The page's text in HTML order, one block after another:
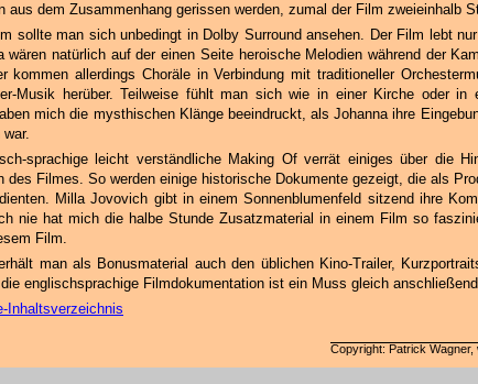
aus dem Zusammenhang gerissen werden, zumal der Film zweieinhalb
sollte man sich unbedingt in Dolby Surround ansehen. Der Film lebt
wären natürlich auf der einen Seite heroische Melodien während der
kommen allerdings Choräle in Verbindung mit traditioneller
Musik herüber. Teilweise fühlt man sich wie in einer Kirche oder in
mich die mysthischen Klänge beeindruckt, als Johanna ihre
war.
sprachige leicht verständliche Making Of verrät einiges über die
des Filmes. So werden einige historische Dokumente gezeigt, die als
Milla Jovovich gibt in einem Sonnenblumenfeld sitzend ihre
nie hat mich die halbe Stunde Zusatzmaterial in einem Film so
Film.
man als Bonusmaterial auch den üblichen Kino-Trailer,
englischsprachige Filmdokumentation ist ein Muss gleich
Inhaltsverzeichnis
Copyright: Patrick Wagner,